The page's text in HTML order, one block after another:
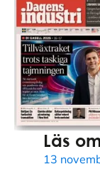
Läs
13